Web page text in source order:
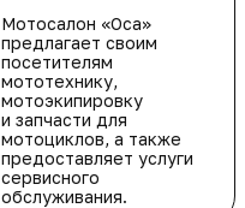
Мотосалон «Оса»
предлагает своим
посетителям
мототехнику,
мотоэкипировку
и запчасти для
мотоциклов, а также
предоставляет услуги
сервисного
обслуживания.